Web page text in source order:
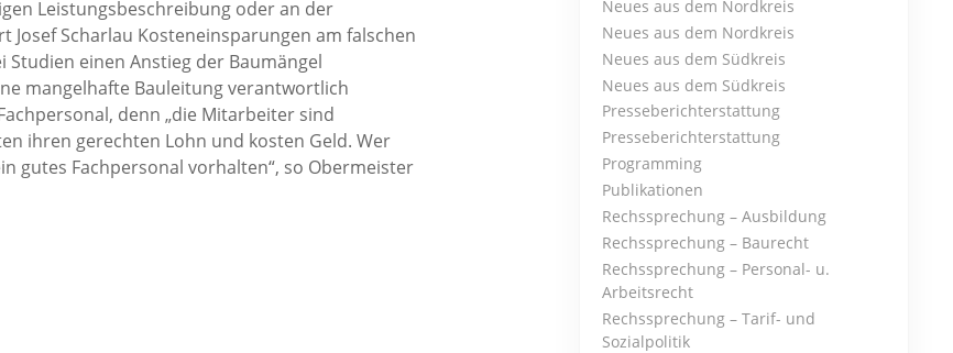
Leistungsbeschreibung oder an der
Scharlau Kosteneinsparungen am falschen
Studien einen Anstieg der Baumängel
mangelhafte Bauleitung verantwortlich
denn „die Mitarbeiter sind
ihren gerechten Lohn und kosten Geld. Wer
gutes Fachpersonal vorhalten“, so Obermeister
Neues aus dem Nordkreis
Neues aus dem Nordkreis
Neues aus dem Südkreis
Neues aus dem Südkreis
Presseberichterstattung
Presseberichterstattung
Programming
Publikationen
Rechssprechung – Ausbildung
Rechssprechung – Baurecht
Rechssprechung – Personal- u.
Arbeitsrecht
Rechssprechung – Tarif- und
Sozialpolitik